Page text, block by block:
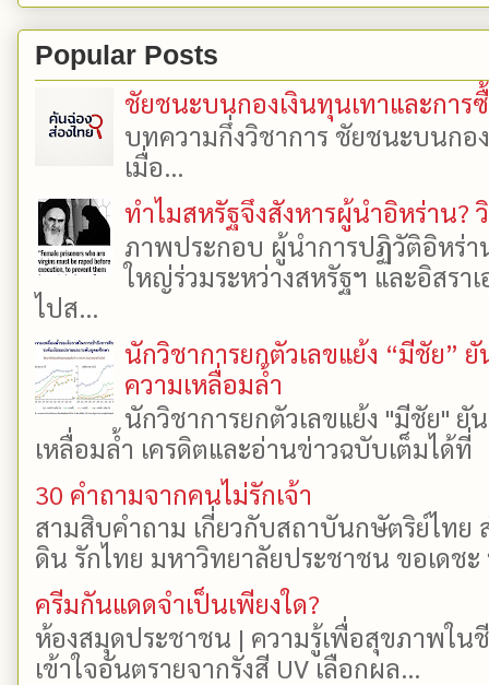
Popular Posts
ชัยชนะบนกองเงินทุนเทาและการ
บทความกึ่งวิชาการ ชัยชนะบนกอ
เมื่อ...
ทำไมสหรัฐจึงสังหารผู้นำอิหร่าน?
ภาพประกอบ ผู้นำการปฏิวัติอิหร่า
ใหญ่ร่วมระหว่างสหรัฐฯ และอิสรา
ไปส...
นักวิชาการยกตัวเลขแย้ง “มีชัย”
ความเหลื่อมล้ำ
นักวิชาการยกตัวเลขแย้ง "มีชัย"
เหลื่อมล้ำ เครดิตและอ่านข่าวฉบับเต็มได้
30 คำถามจากคนไม่รักเจ้า
สามสิบคำถาม เกี่ยวกับสถาบันกษัตริย์ไทย
ดิน รักไทย มหาวิทยาลัยประชาชน ขอเดช
ครีมกันแดดจำเป็นเพียงใด?
ห้องสมุดประชาชน | ความรู้เพื่อสุขภาพใน
เข้าใจอันตรายจากรังสี UV เลือกผล...